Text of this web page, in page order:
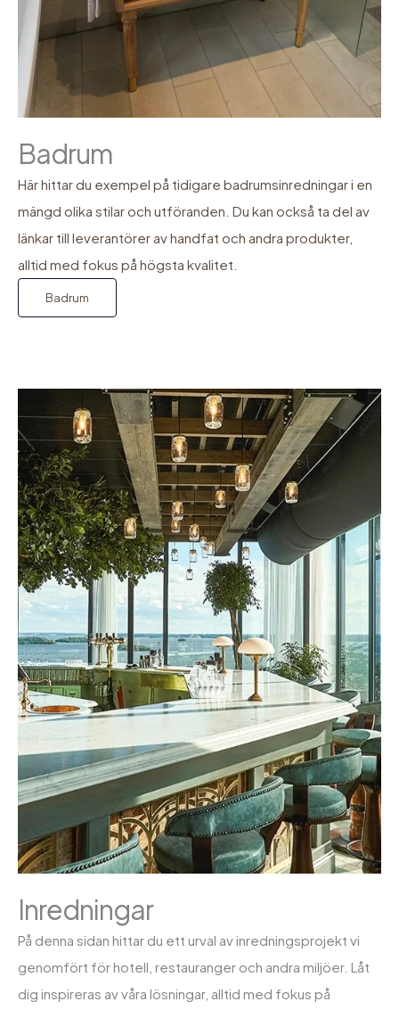
Badrum
Här hittar du exempel på tidigare badrumsinredningar i en
mängd olika stilar och utföranden. Du kan också ta del av
länkar till leverantörer av handfat och andra produkter,
alltid med fokus på högsta kvalitet.
Badrum
Inredningar
På denna sidan hittar du ett urval av inredningsprojekt vi
genomfört för hotell, restauranger och andra miljöer. Låt
dig inspireras av våra lösningar, alltid med fokus på